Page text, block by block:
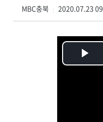
MBC충북 2020.07.23